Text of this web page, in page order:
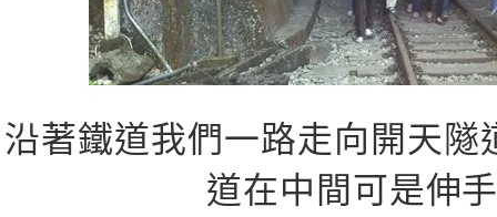
沿著鐵道我們一路走向開天
道在中間可是伸